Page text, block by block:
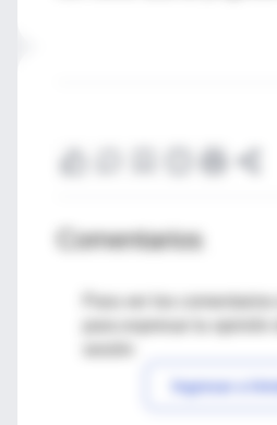
Comentarios
Para ver los
Ingresar a